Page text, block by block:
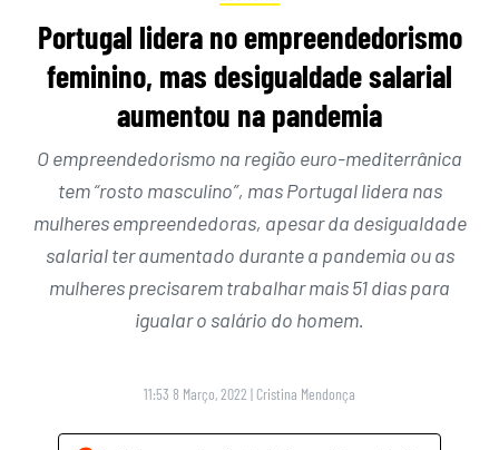
Portugal lidera no empreendedorismo
feminino, mas desigualdade salarial
aumentou na pandemia
O empreendedorismo na região euro-mediterrânica
tem “rosto masculino”, mas Portugal lidera nas
mulheres empreendedoras, apesar da desigualdade
salarial ter aumentado durante a pandemia ou as
mulheres precisarem trabalhar mais 51 dias para
igualar o salário do homem.
11:53 8 Março, 2022 | Cristina Mendonça